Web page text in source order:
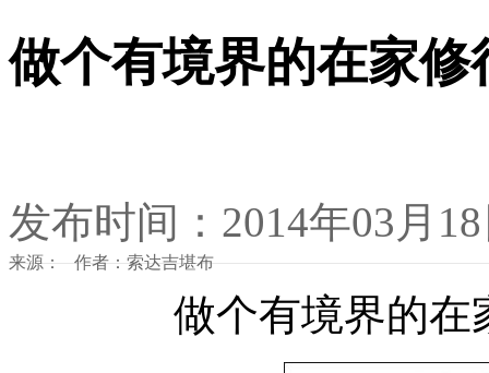
做个有境界的在家
发布时间：2014年03月
来源： 作者：索达吉堪布
做个有境界的在